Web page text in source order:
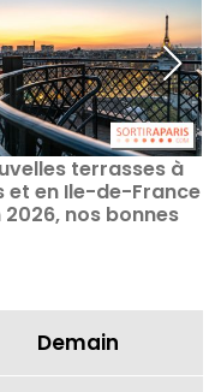
terrasses à
et en Ile-de-France
2026, nos bonnes
Demain